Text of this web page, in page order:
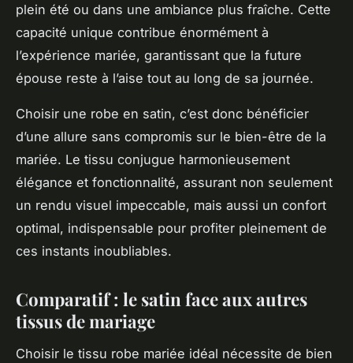
plein été ou dans une ambiance plus fraîche. Cette
capacité unique contribue énormément à
l’expérience mariée, garantissant que la future
épouse reste à l’aise tout au long de sa journée.
Choisir une robe en satin, c’est donc bénéficier
d’une allure sans compromis sur le bien-être de la
mariée. Le tissu conjugue harmonieusement
élégance et fonctionnalité, assurant non seulement
un rendu visuel impeccable, mais aussi un confort
optimal, indispensable pour profiter pleinement de
ces instants inoubliables.
Comparatif : le satin face aux autres
tissus de mariage
Choisir le tissu robe mariée idéal nécessite de bien